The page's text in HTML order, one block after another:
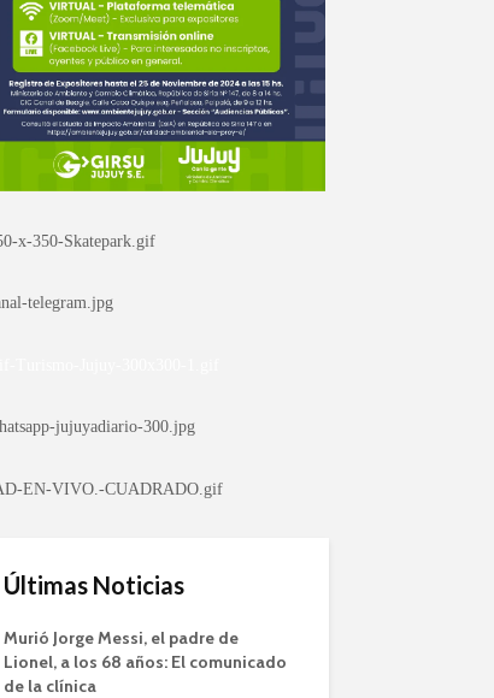
Últimas Noticias
Murió Jorge Messi, el padre de
Lionel, a los 68 años: El comunicado
de la clínica